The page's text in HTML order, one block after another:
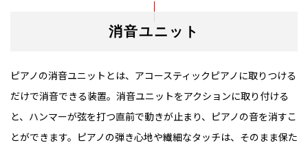
消音ユニット
ピアノの消音ユニットとは、アコースティックピアノに取りつける
だけで消音できる装置。消音ユニットをアクションに取り付ける
と、ハンマーが弦を打つ直前で動きが止まり、ピアノの音を消すこ
とができます。ピアノの弾き心地や繊細なタッチは、そのまま保た